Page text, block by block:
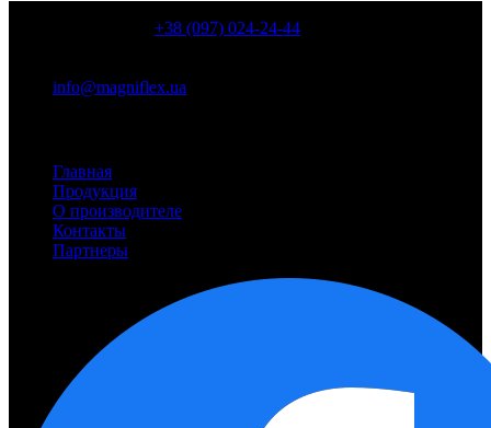
+38 (097) 024-24-44
info@magniflex.ua
Главная
Продукция
О производителе
Контакты
Партнеры